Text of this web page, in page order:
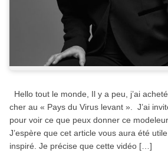
Hello tout le monde, Il y a peu, j’ai
cher au « Pays du Virus levant ». J’ai
pour voir ce que peux donner ce
J’espère que cet article vous aura été
inspiré. Je précise que cette vidéo […]